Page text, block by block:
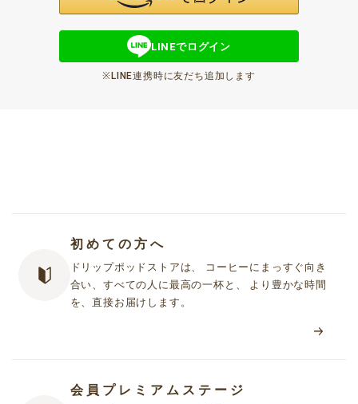
LINEでログイン
※LINE連携時に友だち追加します
初めての方へ
ドリップポッドストアは、 コーヒーにまっすぐ向き
合い、すべての人に最高の一杯と、 より豊かな時間
を、直接お届けします。
会員プレミアムステージ